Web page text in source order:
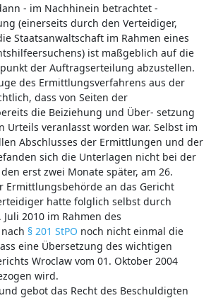
- im Nachhinein betrachtet -
(einerseits durch den Verteidiger,
Staatsanwaltschaft im Rahmen eines
ist maßgeblich auf die
der Auftragserteilung abzustellen.
des Ermittlungsverfahrens aus der
dass von Seiten der
die Beiziehung und Über- setzung
Urteils veranlasst worden war. Selbst im
Abschlusses der Ermittlungen und der
sich die Unterlagen nicht bei der
erst zwei Monate später, am 26.
Ermittlungsbehörde an das Gericht
hatte folglich selbst durch
2010 im Rahmen des
§ 201 StPO noch nicht einmal die
eine Übersetzung des wichtigen
Wroclaw vom 01. Oktober 2004
wird.
gebot das Recht des Beschuldigten